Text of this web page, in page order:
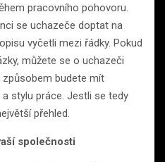
pracovního pohovoru.
se uchazeče doptat na
vyčetli mezi řádky. Pokud
můžete se o uchazeči
budete mít
stylu práce. Jestli se tedy
přehled.
společnosti